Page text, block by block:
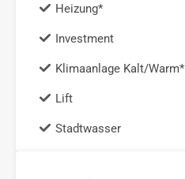
Heizung*
Investment
Klimaanlage Kalt/Warm*
Lift
Stadtwasser